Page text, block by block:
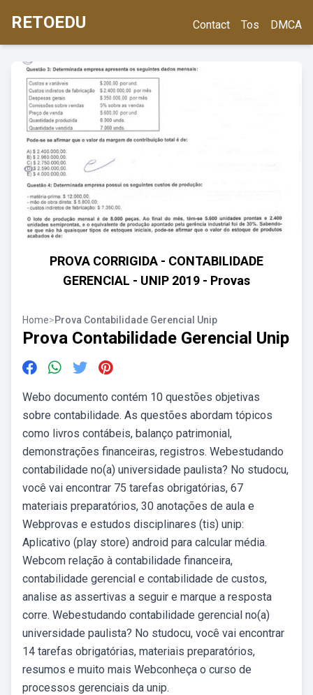
RETOEDU Contact Tos DMCA
PROVA CORRIGIDA - CONTABILIDADE
GERENCIAL - UNIP 2019 - Provas
Home>Prova Contabilidade Gerencial Unip
Prova Contabilidade Gerencial Unip
Webo documento contém 10 questões objetivas
sobre contabilidade. As questões abordam tópicos
como livros contábeis, balanço patrimonial,
demonstrações financeiras, registros. Webestudando
contabilidade no(a) universidade paulista? No studocu,
você vai encontrar 75 tarefas obrigatórias, 67
materiais preparatórios, 30 anotações de aula e
Webprovas e estudos disciplinares (tis) unip:
Aplicativo (play store) android para calcular média.
Webcom relação à contabilidade financeira,
contabilidade gerencial e contabilidade de custos,
analise as assertivas a seguir e marque a resposta
corre. Webestudando contabilidade gerencial no(a)
universidade paulista? No studocu, você vai encontrar
14 tarefas obrigatórias, materiais preparatórios,
resumos e muito mais Webconheça o curso de
processos gerenciais da unip.